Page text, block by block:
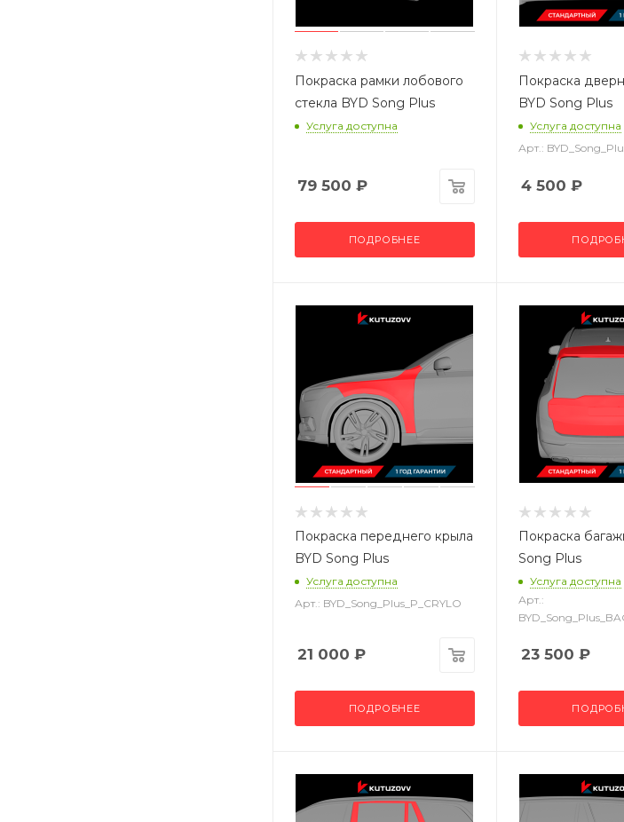
Покраска рамки лобового
стекла BYD Song Plus
Услуга доступна
79 500 ₽
ПОДРОБНЕЕ
Покраска
BYD Song Plus
Услуга доступна
Арт.:
4 500 ₽
Покраска переднего крыла
BYD Song Plus
Услуга доступна
Арт.: BYD_Song_Plus_P_CRYLO
21 000 ₽
ПОДРОБНЕЕ
Покраска
Song Plus
Услуга доступна
Арт.:
23 500 ₽